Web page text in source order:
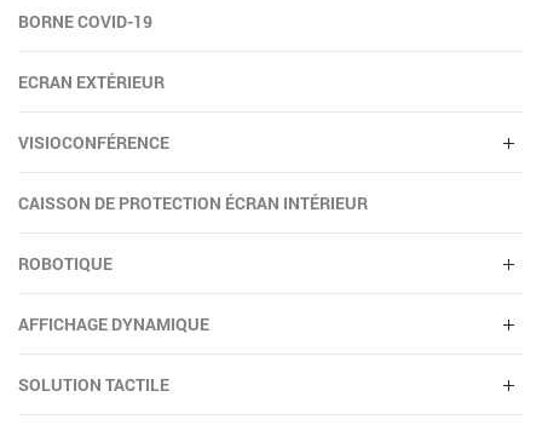
BORNE COVID-19
ECRAN EXTÉRIEUR
VISIOCONFÉRENCE
CAISSON DE PROTECTION ÉCRAN INTÉRIEUR
ROBOTIQUE
AFFICHAGE DYNAMIQUE
SOLUTION TACTILE